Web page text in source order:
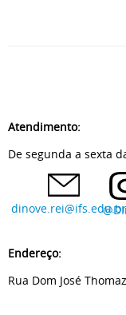
Atendimento:
De segunda a sexta
dinove.rei@ifs.edu.br
Endereço:
Rua Dom José